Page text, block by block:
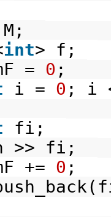
int> f;
= 0 ;
i = 0 ; i
fi;
fi;
0 ;